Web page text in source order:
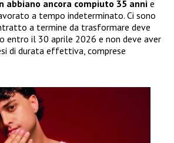
abbiano ancora compiuto 35 anni e
a tempo indeterminato. Ci sono
a termine da trasformare deve
entro il 30 aprile 2026 e non deve aver
di durata effettiva, comprese